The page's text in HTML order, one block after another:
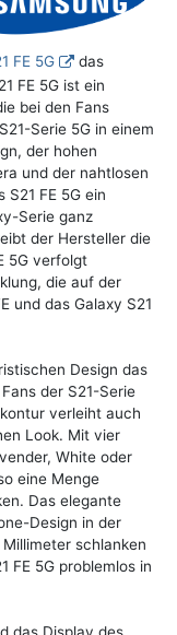
FE 5G
das
FE 5G ist ein
bei den Fans
Serie 5G in einem
der hohen
und der nahtlosen
FE 5G ein
Serie ganz
der Hersteller die
5G verfolgt
die auf der
und das Galaxy S21
Design das
der S21-Serie
verleiht auch
Look. Mit vier
White oder
eine Menge
Das elegante
Design in der
schlanken
FE 5G problemlos in